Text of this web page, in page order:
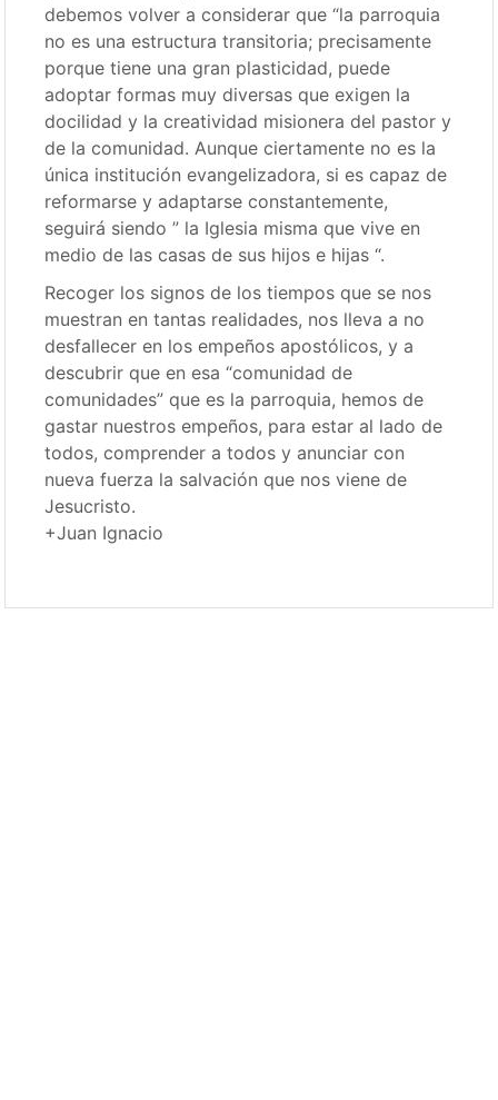
debemos volver a considerar que “la parroquia
no es una estructura transitoria; precisamente
porque tiene una gran plasticidad, puede
adoptar formas muy diversas que exigen la
docilidad y la creatividad misionera del pastor y
de la comunidad. Aunque ciertamente no es la
única institución evangelizadora, si es capaz de
reformarse y adaptarse constantemente,
seguirá siendo ” la Iglesia misma que vive en
medio de las casas de sus hijos e hijas “.
Recoger los signos de los tiempos que se nos
muestran en tantas realidades, nos lleva a no
desfallecer en los empeños apostólicos, y a
descubrir que en esa “comunidad de
comunidades” que es la parroquia, hemos de
gastar nuestros empeños, para estar al lado de
todos, comprender a todos y anunciar con
nueva fuerza la salvación que nos viene de
Jesucristo.
+Juan Ignacio